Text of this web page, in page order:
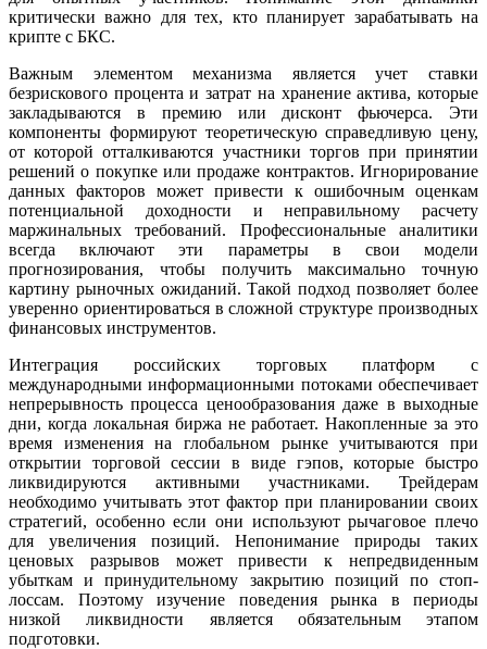
критически важно для тех, кто планирует зарабатывать на
крипте с БКС.
Важным элементом механизма является учет ставки
безрискового процента и затрат на хранение актива, которые
закладываются в премию или дисконт фьючерса. Эти
компоненты формируют теоретическую справедливую цену,
от которой отталкиваются участники торгов при принятии
решений о покупке или продаже контрактов. Игнорирование
данных факторов может привести к ошибочным оценкам
потенциальной доходности и неправильному расчету
маржинальных требований. Профессиональные аналитики
всегда включают эти параметры в свои модели
прогнозирования, чтобы получить максимально точную
картину рыночных ожиданий. Такой подход позволяет более
уверенно ориентироваться в сложной структуре производных
финансовых инструментов.
Интеграция российских торговых платформ с
международными информационными потоками обеспечивает
непрерывность процесса ценообразования даже в выходные
дни, когда локальная биржа не работает. Накопленные за это
время изменения на глобальном рынке учитываются при
открытии торговой сессии в виде гэпов, которые быстро
ликвидируются активными участниками. Трейдерам
необходимо учитывать этот фактор при планировании своих
стратегий, особенно если они используют рычаговое плечо
для увеличения позиций. Непонимание природы таких
ценовых разрывов может привести к непредвиденным
убыткам и принудительному закрытию позиций по стоп-
лоссам. Поэтому изучение поведения рынка в периоды
низкой ликвидности является обязательным этапом
подготовки.